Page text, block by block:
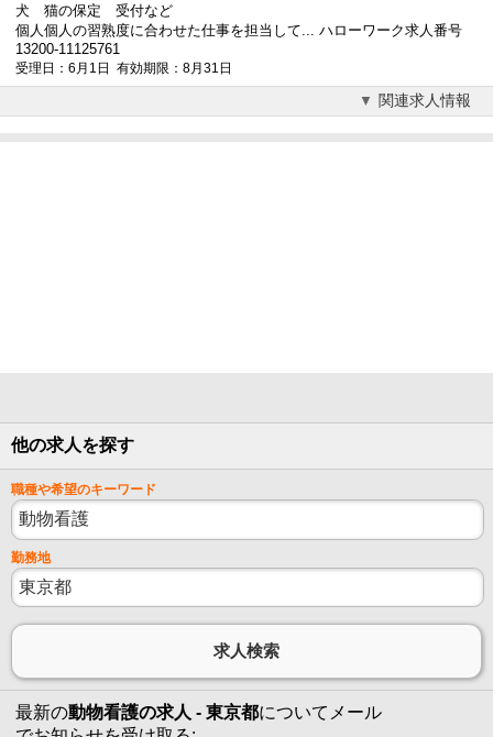
犬 猫の保定 受付など
個人個人の習熟度に合わせた仕事を担当して... ハローワーク求人番号
13200-11125761
受理日：6月1日 有効期限：8月31日
関連求人情報
他の求人を探す
職種や希望のキーワード
勤務地
最新の動物看護の求人 - 東京都についてメール